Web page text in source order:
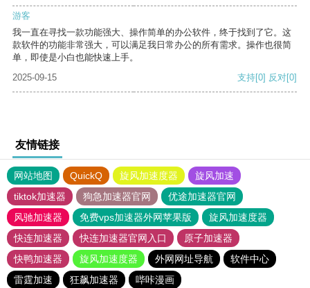
游客
我一直在寻找一款功能强大、操作简单的办公软件，终于找到了它。这
款软件的功能非常强大，可以满足我日常办公的所有需求。操作也很简
单，即使是小白也能快速上手。
2025-09-15
支持[0] 反对[0]
友情链接
网站地图 QuickQ 旋风加速度器
旋风加速
tiktok加速器
狗急加速器官网
优途加速器官网
风驰加速器
免费vps加速器外网苹果版
旋风加速度器
快连加速器
快连加速器官网入口
原子加速器
快鸭加速器
旋风加速度器 外网网址导航
软件中心
雷霆加速
狂飙加速器 哔咔漫画